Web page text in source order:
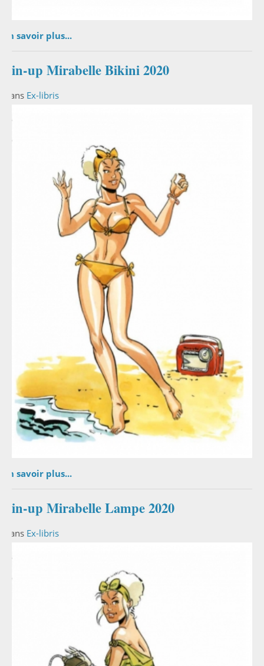
En savoir plus...
Pin-up Mirabelle Bikini 2020
Dans Ex-libris
En savoir plus...
Pin-up Mirabelle Lampe 2020
Dans Ex-libris